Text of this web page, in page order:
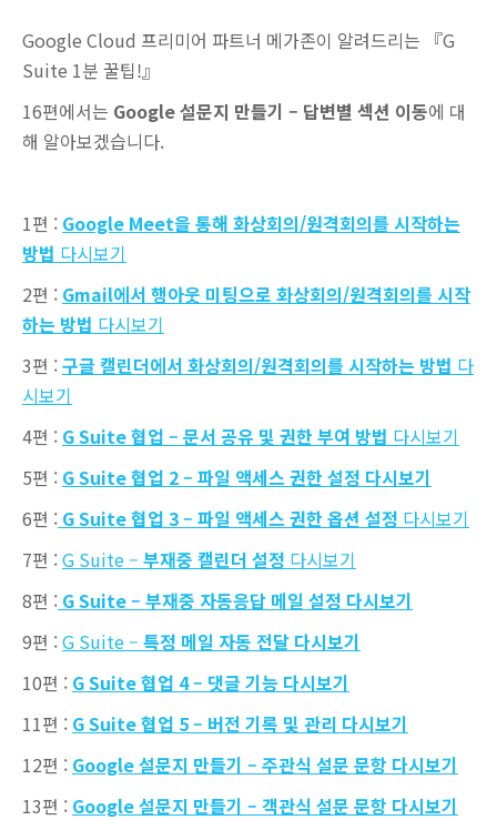
Google Cloud 프리미어 파트너 메가존이 알려드리는 『G
Suite 1분 꿀팁!』
16편에서는 Google 설문지 만들기 – 답변별 섹션 이동에 대
해 알아보겠습니다.
1편 : Google Meet을 통해 화상회의/원격회의를 시작하는
방법 다시보기
2편 : Gmail에서 행아웃 미팅으로 화상회의/원격회의를 시작
하는 방법 다시보기
3편 :구글 캘린더에서 화상회의/원격회의를 시작하는 방법 다
시보기
4편 : G Suite 협업 – 문서 공유 및 권한 부여 방법 다시보기
5편 : G Suite 협업 2 – 파일 액세스 권한 설정 다시보기
6편 : G Suite 협업 3 – 파일 액세스 권한 옵션 설정 다시보기
7편 :G Suite – 부재중 캘린더 설정 다시보기
8편 : G Suite – 부재중 자동응답 메일 설정 다시보기
9편 :G Suite – 특정 메일 자동 전달 다시보기
10편 : G Suite 협업 4 – 댓글 기능 다시보기
11편 : G Suite 협업 5 – 버전 기록 및 관리 다시보기
12편 : Google 설문지 만들기 – 주관식 설문 문항 다시보기
13편 : Google 설문지 만들기 – 객관식 설문 문항 다시보기